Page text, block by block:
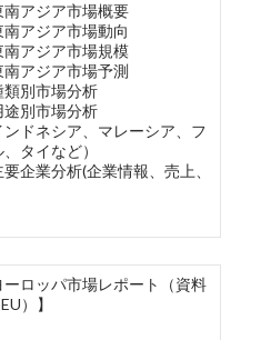
南アジア市場概要
南アジア市場動向
南アジア市場規模
南アジア市場予測
類別市場分析
途別市場分析
ンドネシア、マレーシア、フ
タイなど）
企業分析(企業情報、売上、
ーロッパ市場レポート（資料
）】